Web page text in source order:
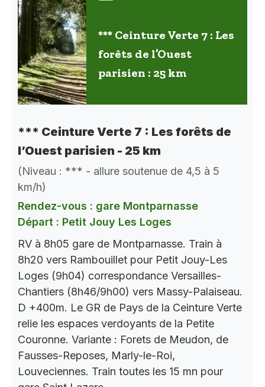
*** Ceinture Verte 7 : Les
forêts de l’Ouest
parisien : 25 km
*** Ceinture Verte 7 : Les forêts de
l’Ouest parisien - 25 km
(Niveau : *** - allure soutenue de 4,5 à 5
km/h)
Rendez-vous : gare Montparnasse
Départ : Petit Jouy Les Loges
RV à 8h05 gare de Montparnasse. Train à
8h20 vers Rambouillet pour Petit Jouy-Les
Loges (9h04) correspondance Versailles-
Chantiers (8h46/9h00) vers Massy-Palaiseau.
D +400m. Le GR de Pays de la Ceinture Verte
relie les espaces verdoyants de la Petite
Couronne. Variante : Forets de Meudon, de
Fausses-Reposes, Marly-le-Roi,
Louveciennes. Train toutes les 15 mn pour